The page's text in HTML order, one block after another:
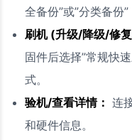
全备份”或”分类备份
刷机 (升级/降级/修复
固件后选择”常规快
式。
验机/查看详情： 连
和硬件信息。